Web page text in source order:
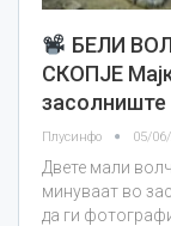
БЕЛИ
СКОПЈЕ
засолниште
Плусинфо 05/
Двете мали
минуваат во
да ги